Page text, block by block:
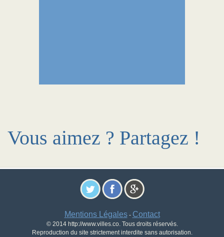
Vous aimez ? Partagez !
Mentions Légales- Contact
© 2014 http://www.villes.co. Tous droits réservés.
Reproduction du site strictement interdite sans autorisation.